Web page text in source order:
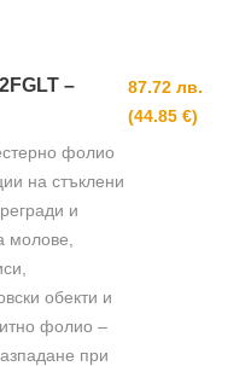
–
фолио
на стъклени
и
молове,
обекти и
фолио –
при
87.72 лв.
(44.85 €)